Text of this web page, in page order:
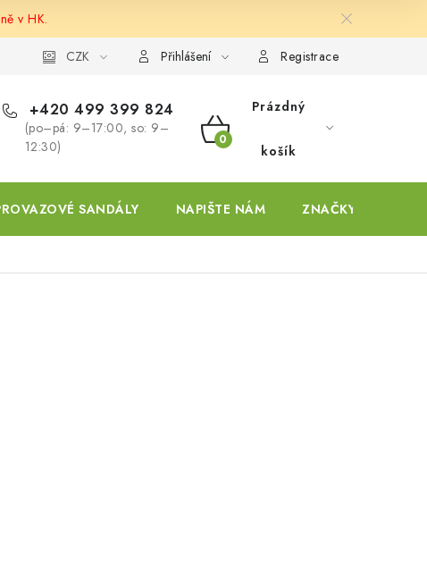
v HK.
CZK Přihlášení Registrace
+420 499 399 824
(po–pá: 9–17:00, so: 9–
12:30)
NÁKUPNÍ
KOŠÍK
Prázdný
košík
SANDÁLY NAPIŠTE NÁM ZNAČKY